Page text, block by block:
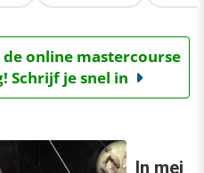
de online mastercourse
Schrijf je snel in
In mei